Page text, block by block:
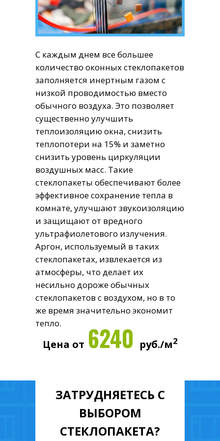
активируется, и мягко удаляет все
водой. Благодаря этому, капли стекают с
оставляя никаких следов, а механические
водой. Естественно, такие стеклопакеты
идеально подходят для офисных
квартир в многоэтажных домах.
Цена от руб./м2
6240
эффектом зеркала, которая придает
актуальный стильный вид. Они имеют
не только защитит от палящих
С каждым днем все большее
количество оконных стеклопакетов
заполняется инертным газом с
низкой проводимостью вместо
обычного воздуха. Это позволяет
существенно улучшить
теплоизоляцию окна, снизить
теплопотери на 15% и заметно
снизить уровень циркуляции
воздушных масс. Такие
стеклопакеты обеспечивают более
эффективное сохранение тепла в
комнате, улучшают звукоизоляцию
и защищают от вредного
ультрафиолетового излучения.
Аргон, используемый в таких
стеклопакетах, извлекается из
атмосферы, что делает их
несильно дороже обычных
стеклопакетов с воздухом, но в то
же время значительно экономит
тепло.
Цена от руб./м2
6240
ЗАТРУДНЯЕТЕСЬ С
ВЫБОРОМ
СТЕКЛОПАКЕТА?